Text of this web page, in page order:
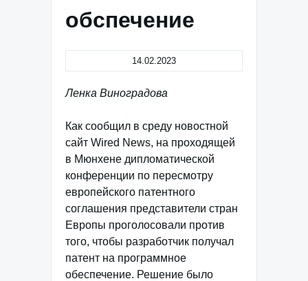
обспечение
14.02.2023
Ленка Виноградова
Как сообщил в среду новостной
сайт Wired News, на проходящей
в Мюнхене дипломатической
конференции по пересмотру
европейского патентного
соглашения представители стран
Европы проголосовали против
того, чтобы разработчик получал
патент на программное
обеспечение. Решение было